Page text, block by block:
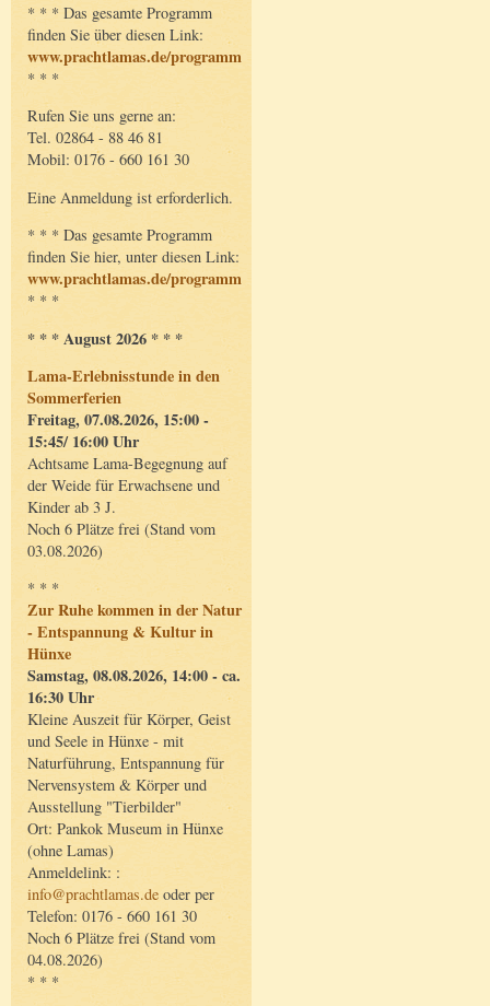
* * * Das gesamte Programm
finden Sie über diesen Link:
www.prachtlamas.de/programm
* * *
Rufen Sie uns gerne an:
Tel. 02864 - 88 46 81
Mobil: 0176 - 660 161 30
Eine Anmeldung ist erforderlich.
* * * Das gesamte Programm
finden Sie hier, unter diesen Link:
www.prachtlamas.de/programm
* * *
* * * August 2026 * * *
Lama-Erlebnisstunde in den
Sommerferien
Freitag, 07.08.2026, 15:00 -
15:45/ 16:00 Uhr
Achtsame Lama-Begegnung auf
der Weide für Erwachsene und
Kinder ab 3 J.
Noch 6 Plätze frei (Stand vom
03.08.2026)
* * *
Zur Ruhe kommen in der Natur
- Entspannung & Kultur in
Hünxe
Samstag, 08.08.2026, 14:00 - ca.
16:30 Uhr
Kleine Auszeit für Körper, Geist
und Seele in Hünxe - mit
Naturführung, Entspannung für
Nervensystem & Körper und
Ausstellung "Tierbilder"
Ort: Pankok Museum in Hünxe
(ohne Lamas)
Anmeldelink: :
info@prachtlamas.de oder per
Telefon: 0176 - 660 161 30
Noch 6 Plätze frei (Stand vom
04.08.2026)
* * *